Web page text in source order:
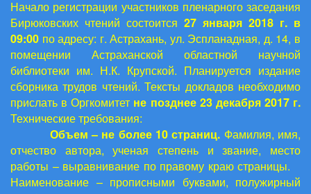
Начало регистрации участников пленарного заседания
Бирюковских чтений состоится 27 января 2018 г. в
09:00 по адресу: г. Астрахань, ул. Эспланадная, д. 14, в
помещении Астраханской областной научной
библиотеки им. Н.К. Крупской. Планируется издание
сборника трудов чтений. Тексты докладов необходимо
прислать в Оргкомитет не позднее 23 декабря 2017 г.
Технические требования:
Объем – не более 10 страниц. Фамилия, имя,
отчество автора, ученая степень и звание, место
работы – выравнивание по правому краю страницы.
Наименование – прописными буквами, полужирный